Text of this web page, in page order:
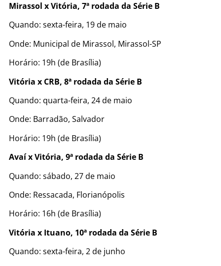
Mirassol x Vitória, 7ª rodada da Série B
Quando: sexta-feira, 19 de maio
Onde: Municipal de Mirassol, Mirassol-SP
Horário: 19h (de Brasília)
Vitória x CRB, 8ª rodada da Série B
Quando: quarta-feira, 24 de maio
Onde: Barradão, Salvador
Horário: 19h (de Brasília)
Avaí x Vitória, 9ª rodada da Série B
Quando: sábado, 27 de maio
Onde: Ressacada, Florianópolis
Horário: 16h (de Brasília)
Vitória x Ituano, 10ª rodada da Série B
Quando: sexta-feira, 2 de junho